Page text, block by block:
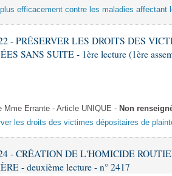
efficacement contre les maladies affectant
- PRÉSERVER LES DROITS DES
SANS SUITE - 1ère lecture (1ère
Mme Errante - Article UNIQUE - Non
les droits des victimes dépositaires de
- CRÉATION DE L'HOMICIDE
- deuxième lecture - n° 2417